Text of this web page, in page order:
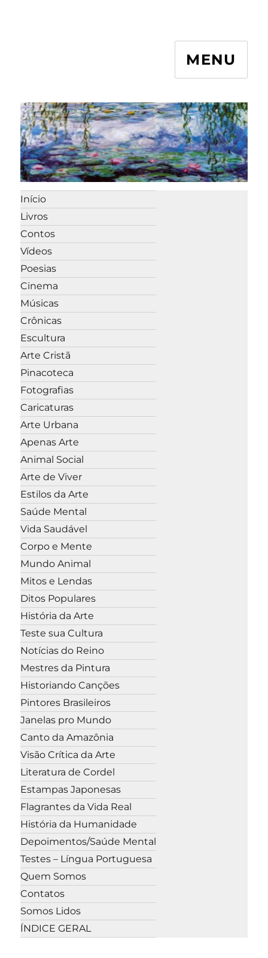
MENU
Início
Livros
Contos
Vídeos
Poesias
Cinema
Músicas
Crônicas
Escultura
Arte Cristã
Pinacoteca
Fotografias
Caricaturas
Arte Urbana
Apenas Arte
Animal Social
Arte de Viver
Estilos da Arte
Saúde Mental
Vida Saudável
Corpo e Mente
Mundo Animal
Mitos e Lendas
Ditos Populares
História da Arte
Teste sua Cultura
Notícias do Reino
Mestres da Pintura
Historiando Canções
Pintores Brasileiros
Janelas pro Mundo
Canto da Amazônia
Visão Crítica da Arte
Literatura de Cordel
Estampas Japonesas
Flagrantes da Vida Real
História da Humanidade
Depoimentos/Saúde Mental
Testes – Língua Portuguesa
Quem Somos
Contatos
Somos Lidos
ÍNDICE GERAL